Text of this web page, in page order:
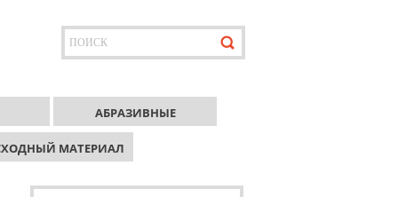
АБРАЗИВНЫЕ
МАТЕРИАЛ